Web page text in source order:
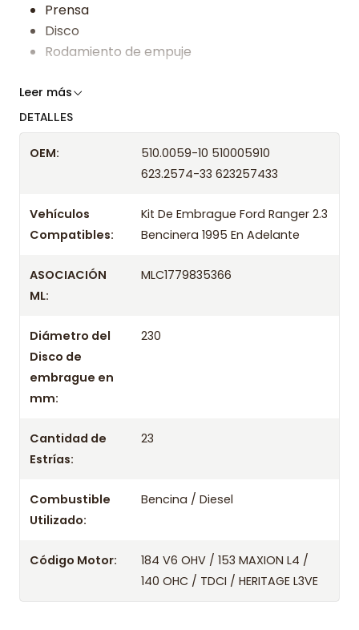
Prensa
Disco
Rodamiento de empuje
Somos especialistas en embragues desde 2019,
Leer más
DETALLES
OEM:
510.0059-10 510005910
623.2574-33 623257433
Vehículos
Compatibles:
Kit De Embrague Ford Ranger 2.3
Bencinera 1995 En Adelante
ASOCIACIÓN
ML:
MLC1779835366
Diámetro del
Disco de
embrague en
mm:
230
Cantidad de
Estrías:
23
Combustible
Utilizado:
Bencina / Diesel
Código Motor:
184 V6 OHV / 153 MAXION L4 /
140 OHC / TDCI / HERITAGE L3VE